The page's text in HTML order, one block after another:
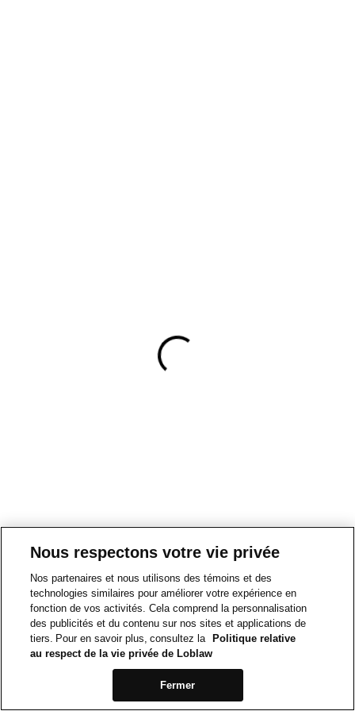
Nous respectons votre vie privée
Nos partenaires et nous utilisons des témoins et des
technologies similaires pour améliorer votre expérience en
fonction de vos activités. Cela comprend la personnalisation
des publicités et du contenu sur nos sites et applications de
tiers. Pour en savoir plus, consultez la
Politique relative
au respect de la vie privée de Loblaw
Fermer